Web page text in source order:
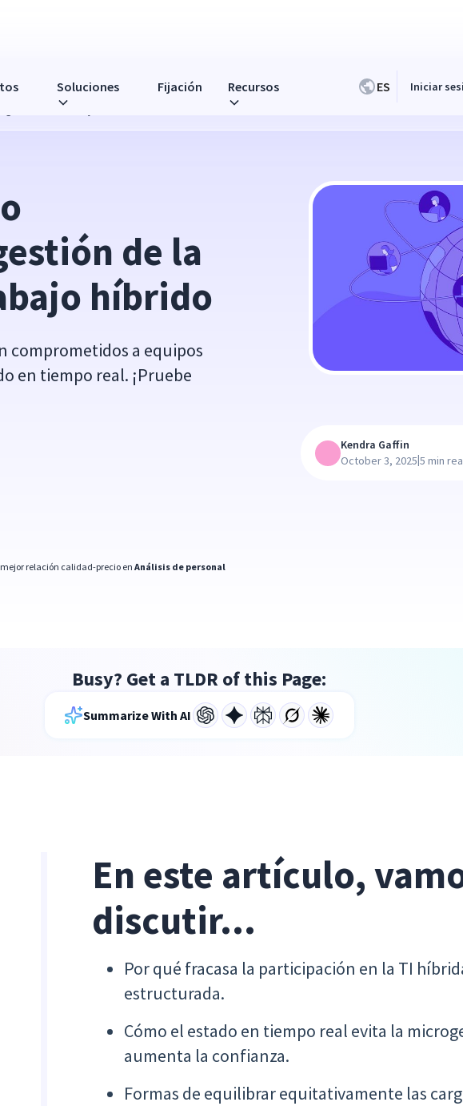
Soluciones Fijación Recursos ES Iniciar
en el trabajo híbrido
de la
híbrido
comprometidos a equipos
en tiempo real. ¡Pruebe
mejor relación calidad-precio enAnálisis de personal
Kendra Gaffin
October 3, 2025|5 min
Busy? Get a TLDR of this Page:
Summarize With AI
En este artículo,
discutir...
Por qué fracasa la participación en la TI
estructurada.
Cómo el estado en tiempo real evita la
aumenta la confianza.
Formas de equilibrar equitativamente las